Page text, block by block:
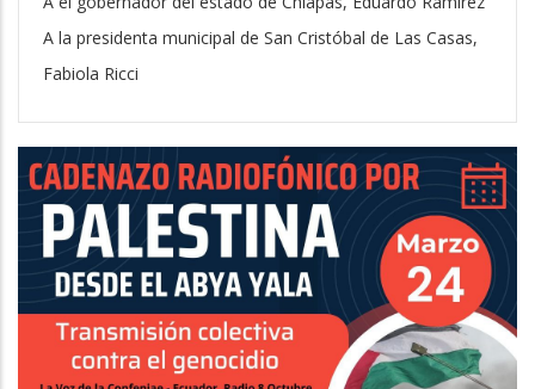
A la presidenta municipal de San Cristóbal de Las Casas,
Fabiola Ricci